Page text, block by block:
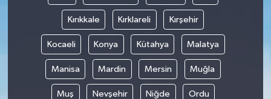
Kırıkkale Kırklareli Kırşehir
Kocaeli Konya Kütahya Malatya
Manisa Mardin Mersin Muğla
Muş Nevşehir Niğde Ordu